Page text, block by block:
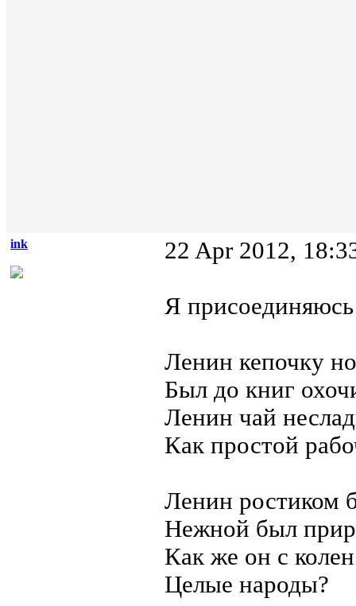
ink 22 Apr 2012,
Я
Ленин кепочку
Был до книг
Ленин чай
Как простой
Ленин ростиком
Нежной был
Как же он с
Целые народы?